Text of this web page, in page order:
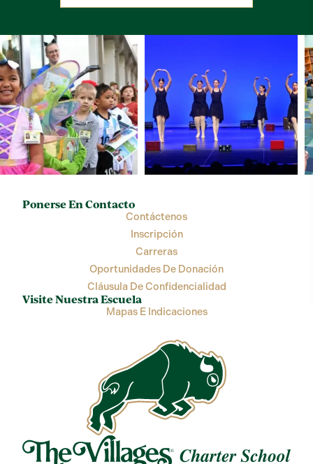
Ponerse En Contacto
Contáctenos
Inscripción
Carreras
Oportunidades De Donación
Cláusula De Confidencialidad
Visite Nuestra Escuela
Mapas E Indicaciones